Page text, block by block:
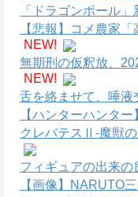
「ドラゴンボール
【悲報】コメ農家
NEW!
無期刑の仮釈放、
NEW!
舌を絡ませて、唾
【ハンターハンタ
クレバテスⅡ-魔獣
フィギュアの出来
【画像】NARUTO